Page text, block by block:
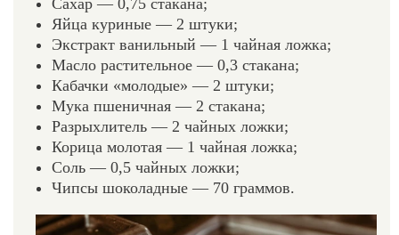
Сахар — 0,75 стакана;
Яйца куриные — 2 штуки;
Экстракт ванильный — 1 чайная ложка;
Масло растительное — 0,3 стакана;
Кабачки «молодые» — 2 штуки;
Мука пшеничная — 2 стакана;
Разрыхлитель — 2 чайных ложки;
Корица молотая — 1 чайная ложка;
Соль — 0,5 чайных ложки;
Чипсы шоколадные — 70 граммов.